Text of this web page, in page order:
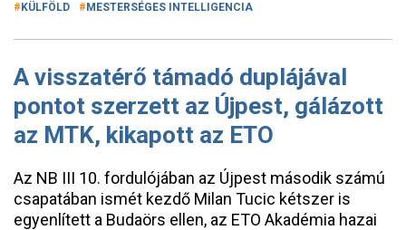
KÜLFÖLD MESTERSÉGES INTELLIGENCIA
A visszatérő támadó duplájával
pontot szerzett az Újpest, gálázott
az MTK, kikapott az ETO
Az NB III 10. fordulójában az Újpest második számú
csapatában ismét kezdő Milan Tucic kétszer is
egyenlített a Budaörs ellen, az ETO Akadémia hazai